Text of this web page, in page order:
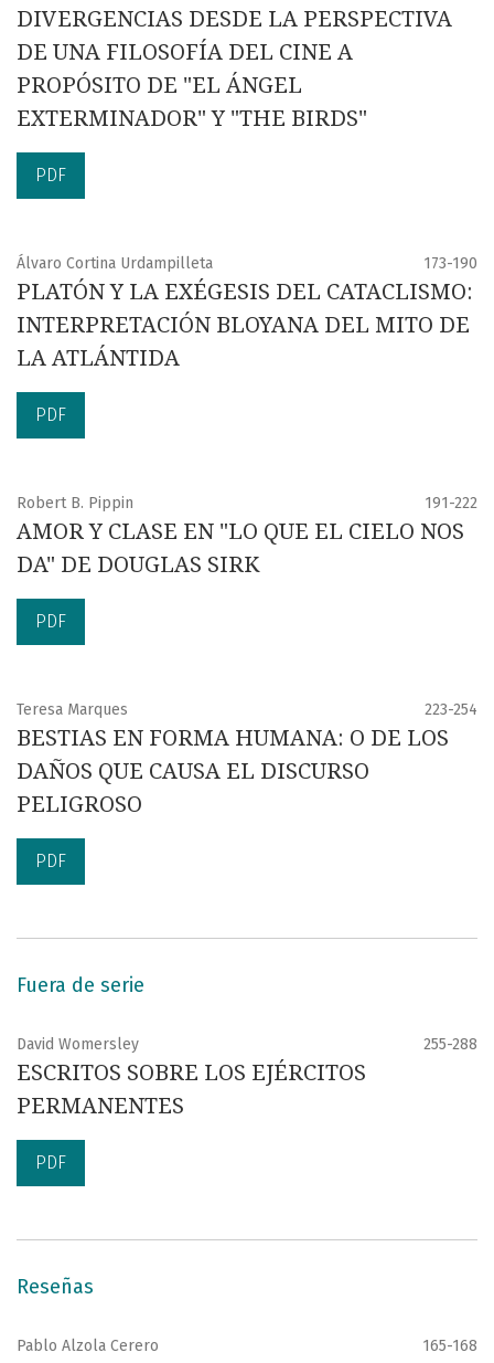
DIVERGENCIAS DESDE LA PERSPECTIVA
DE UNA FILOSOFÍA DEL CINE A
PROPÓSITO DE "EL ÁNGEL
EXTERMINADOR" Y "THE BIRDS"
PDF
Álvaro Cortina Urdampilleta 173-190
PLATÓN Y LA EXÉGESIS DEL CATACLISMO:
INTERPRETACIÓN BLOYANA DEL MITO DE
LA ATLÁNTIDA
PDF
Robert B. Pippin 191-222
AMOR Y CLASE EN "LO QUE EL CIELO NOS
DA" DE DOUGLAS SIRK
PDF
Teresa Marques 223-254
BESTIAS EN FORMA HUMANA: O DE LOS
DAÑOS QUE CAUSA EL DISCURSO
PELIGROSO
PDF
Fuera de serie
David Womersley 255-288
ESCRITOS SOBRE LOS EJÉRCITOS
PERMANENTES
PDF
Reseñas
Pablo Alzola Cerero 165-168